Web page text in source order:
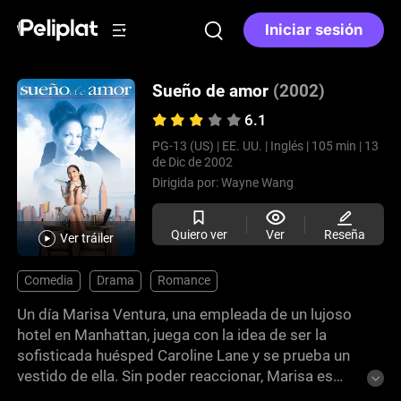
Iniciar sesión
Ver tráiler
Sueño de amor (2002)
6.1
PG-13 (US) | EE. UU. | Inglés | 105 min | 13
de Dic de 2002
Dirigida por:Wayne Wang
Quiero ver Ver Reseña
Comedia Drama Romance
Un día Marisa Ventura, una empleada de un lujoso
hotel en Manhattan, juega con la idea de ser la
sofisticada huésped Caroline Lane y se prueba un
vestido de ella. Sin poder reaccionar, Marisa es